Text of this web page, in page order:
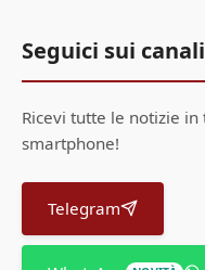
Seguici sui canali
Ricevi tutte le notizie
smartphone!
Telegram